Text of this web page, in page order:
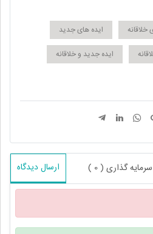
خلاقانه
ایده های جدید
ایده جدید و خلاقانه
سرمایه گذاری ( 0 ) ارسال دیدگاه